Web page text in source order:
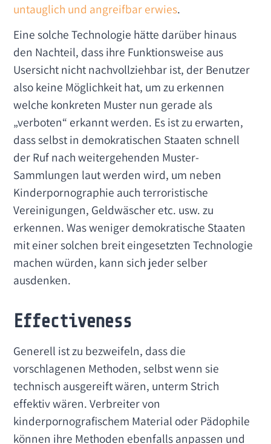
untauglich und angreifbar erwies.
Eine solche Technologie hätte darüber hinaus
den Nachteil, dass ihre Funktionsweise aus
Usersicht nicht nachvollziehbar ist, der Benutzer
also keine Möglichkeit hat, um zu erkennen
welche konkreten Muster nun gerade als
„verboten“ erkannt werden. Es ist zu erwarten,
dass selbst in demokratischen Staaten schnell
der Ruf nach weitergehenden Muster-
Sammlungen laut werden wird, um neben
Kinderpornographie auch terroristische
Vereinigungen, Geldwäscher etc. usw. zu
erkennen. Was weniger demokratische Staaten
mit einer solchen breit eingesetzten Technologie
machen würden, kann sich jeder selber
ausdenken.
Effectiveness
Generell ist zu bezweifeln, dass die
vorschlagenen Methoden, selbst wenn sie
technisch ausgereift wären, unterm Strich
effektiv wären. Verbreiter von
kinderpornografischem Material oder Pädophile
können ihre Methoden ebenfalls anpassen und